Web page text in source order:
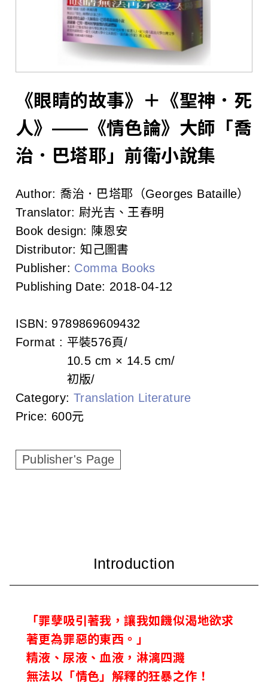
h
r
s
s
s
o
c
a
t
o
o
w
《眼睛的故事》＋《聖神．死
人》——《情色論》大師「喬
治．巴塔耶」前衛小說集
Author: 喬治．巴塔耶（Georges Bataille）
Translator: 尉光吉、王春明
Book design: 陳恩安
Distributor:知己圖書
Publisher: Comma Books
Publishing Date: 2018-04-12
ISBN: 9789869609432
Format : 平裝576頁
10.5 cm × 14.5 cm
初版
Category: Translation Literature
Price: 600元
Publisher's Page
「罪孽吸引著我，讓我如饑似渴地欲求
著更為罪惡的東西。」
精液、尿液、血液，淋漓四濺
無法以「情色」解釋的狂暴之作！